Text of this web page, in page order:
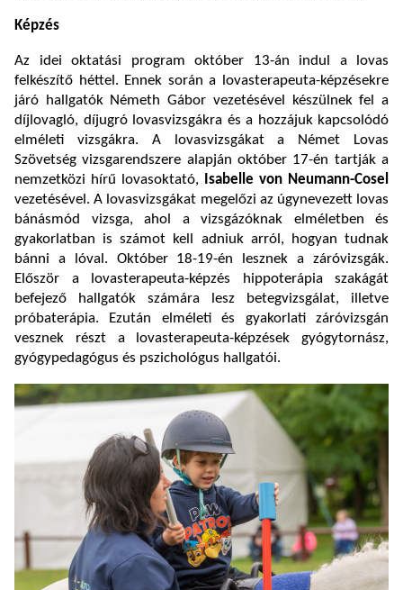
Képzés
Az idei oktatási program október 13-án indul a lovas
felkészítő héttel. Ennek során a lovasterapeuta-képzésekre
járó hallgatók Németh Gábor vezetésével készülnek fel a
díjlovagló, díjugró lovasvizsgákra és a hozzájuk kapcsolódó
elméleti vizsgákra. A lovasvizsgákat a Német Lovas
Szövetség vizsgarendszere alapján október 17-én tartják a
nemzetközi hírű lovasoktató, Isabelle von Neumann-Cosel
vezetésével. A lovasvizsgákat megelőzi az úgynevezett lovas
bánásmód vizsga, ahol a vizsgázóknak elméletben és
gyakorlatban is számot kell adniuk arról, hogyan tudnak
bánni a lóval. Október 18-19-én lesznek a záróvizsgák.
Először a lovasterapeuta-képzés hippoterápia szakágát
befejező hallgatók számára lesz betegvizsgálat, illetve
próbaterápia. Ezután elméleti és gyakorlati záróvizsgán
vesznek részt a lovasterapeuta-képzések gyógytornász,
gyógypedagógus és pszichológus hallgatói.